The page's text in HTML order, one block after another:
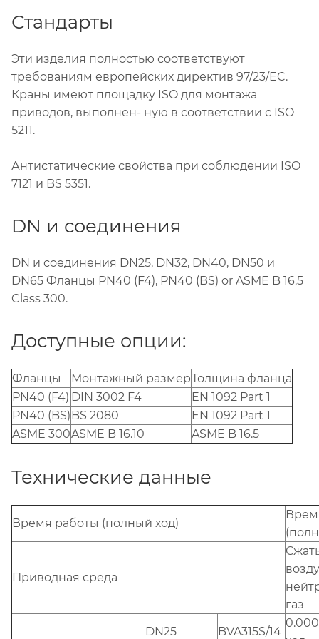
Стандарты
Эти изделия полностью соответствуют
требованиям европейских директив 97/23/EC.
Краны имеют площадку ISO для монтажа
приводов, выполнен- ную в соответствии с ISO
5211.
Антистатические свойства при соблюдении ISO
7121 и BS 5351.
DN и соединения
DN и соединения DN25, DN32, DN40, DN50 и
DN65 Фланцы PN40 (F4), PN40 (BS) or ASME B 16.5
Class 300.
Доступные опции:
Фланцы Монтажный размерТолщина фланца
PN40 (F4) DIN 3002 F4
EN 1092 Part 1
PN40 (BS)BS 2080
EN 1092 Part 1
ASME 300ASME B 16.10 ASME B 16.5
Технические данные
Время работы (полный ход)
Приводная среда
газ
DN25 BVA315S/14